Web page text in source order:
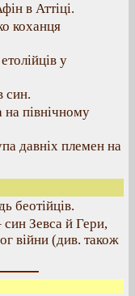
в Аттіці.
коханця
у
син.
на північному
давніх племен на
беотійців.
Зевса й Гери,
війни (див. також